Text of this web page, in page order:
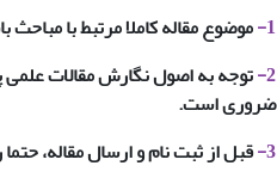
1- موضوع مقاله کاملا مرتبط با مباحث
2- توجه به اصول نگارش مقالات علمی
ضروری است.
3- قبل از ثبت نام و ارسال مقاله،